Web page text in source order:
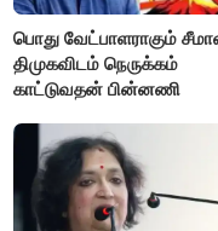
பொது வேட்பாளராகும்
திமுகவிடம் நெருக்கம்
காட்டுவதன் பின்னணி